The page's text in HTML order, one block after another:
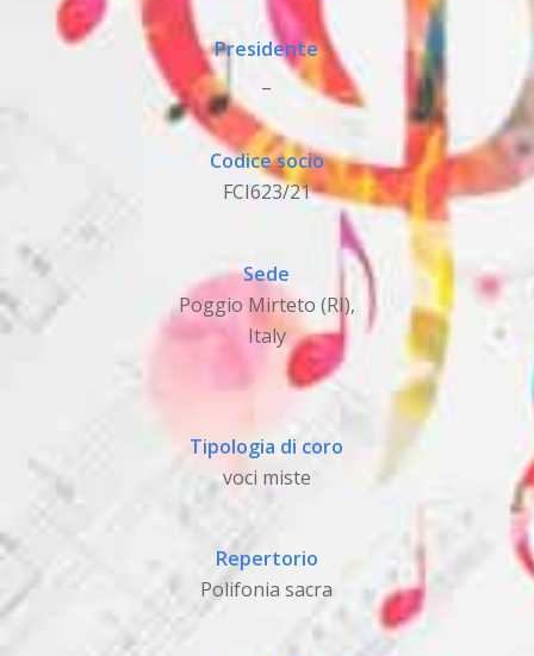
Presidente
Codice socio
FCI623/21
Sede
Poggio Mirteto (RI),
Italy
Tipologia di coro
voci miste
Repertorio
Polifonia sacra